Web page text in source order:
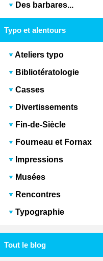
Des barbares...
Typo et alentours
Ateliers typo
Bibliotératologie
Casses
Divertissements
Fin-de-Siècle
Fourneau et Fornax
Impressions
Musées
Rencontres
Typographie
Tout le blog